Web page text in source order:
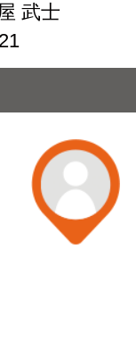
武士